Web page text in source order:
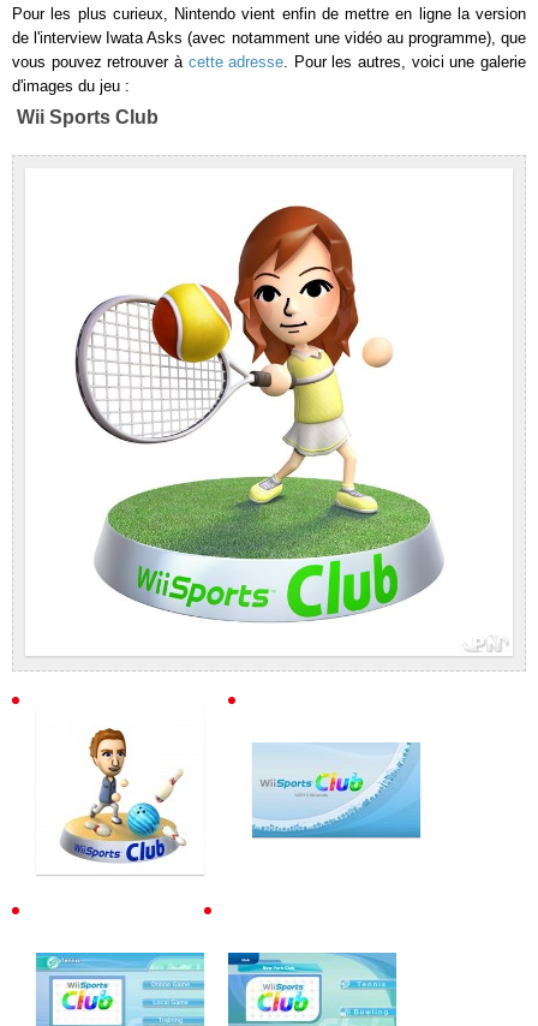
Pour les plus curieux, Nintendo vient enfin de mettre en ligne la version
de l'interview Iwata Asks (avec notamment une vidéo au programme), que
vous pouvez retrouver à cette adresse. Pour les autres, voici une galerie
d'images du jeu :
Wii Sports Club